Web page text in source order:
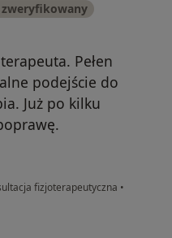
Pełen
podejście do
Już po kilku
fizjoterapeutyczna •